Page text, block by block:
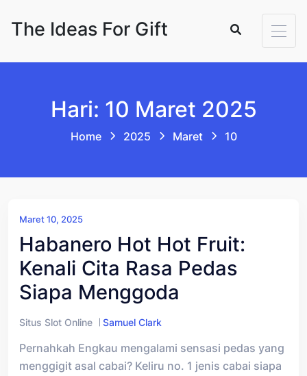
The Ideas For Gift
Hari: 10 Maret 2025
Home 2025 Maret 10
Maret 10, 2025
Habanero Hot Hot Fruit:
Kenali Cita Rasa Pedas
Siapa Menggoda
Situs Slot Online Samuel Clark
Pernahkah Engkau mengalami sensasi pedas yang
menggigit asal cabai? Keliru no. 1 jenis cabai siapa